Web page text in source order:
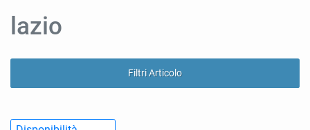
lazio
Filtri Articolo